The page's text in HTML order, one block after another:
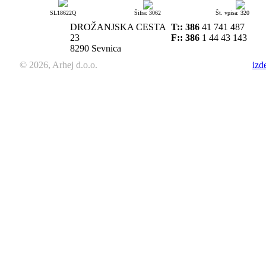
SL18622Q Šifra: 3062 Št. vpisa: 320
DROŽANJSKA CESTA
23
8290 Sevnica
T:: 386 41 741 487
F:: 386 1 44 43 143
© 2026, Arhej d.o.o.